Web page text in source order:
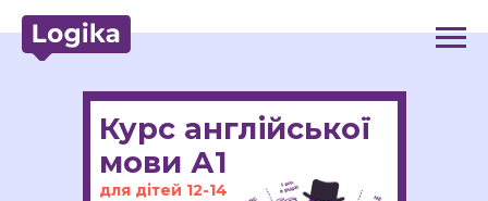
Курс англійської
мови А1
для дітей 12-14